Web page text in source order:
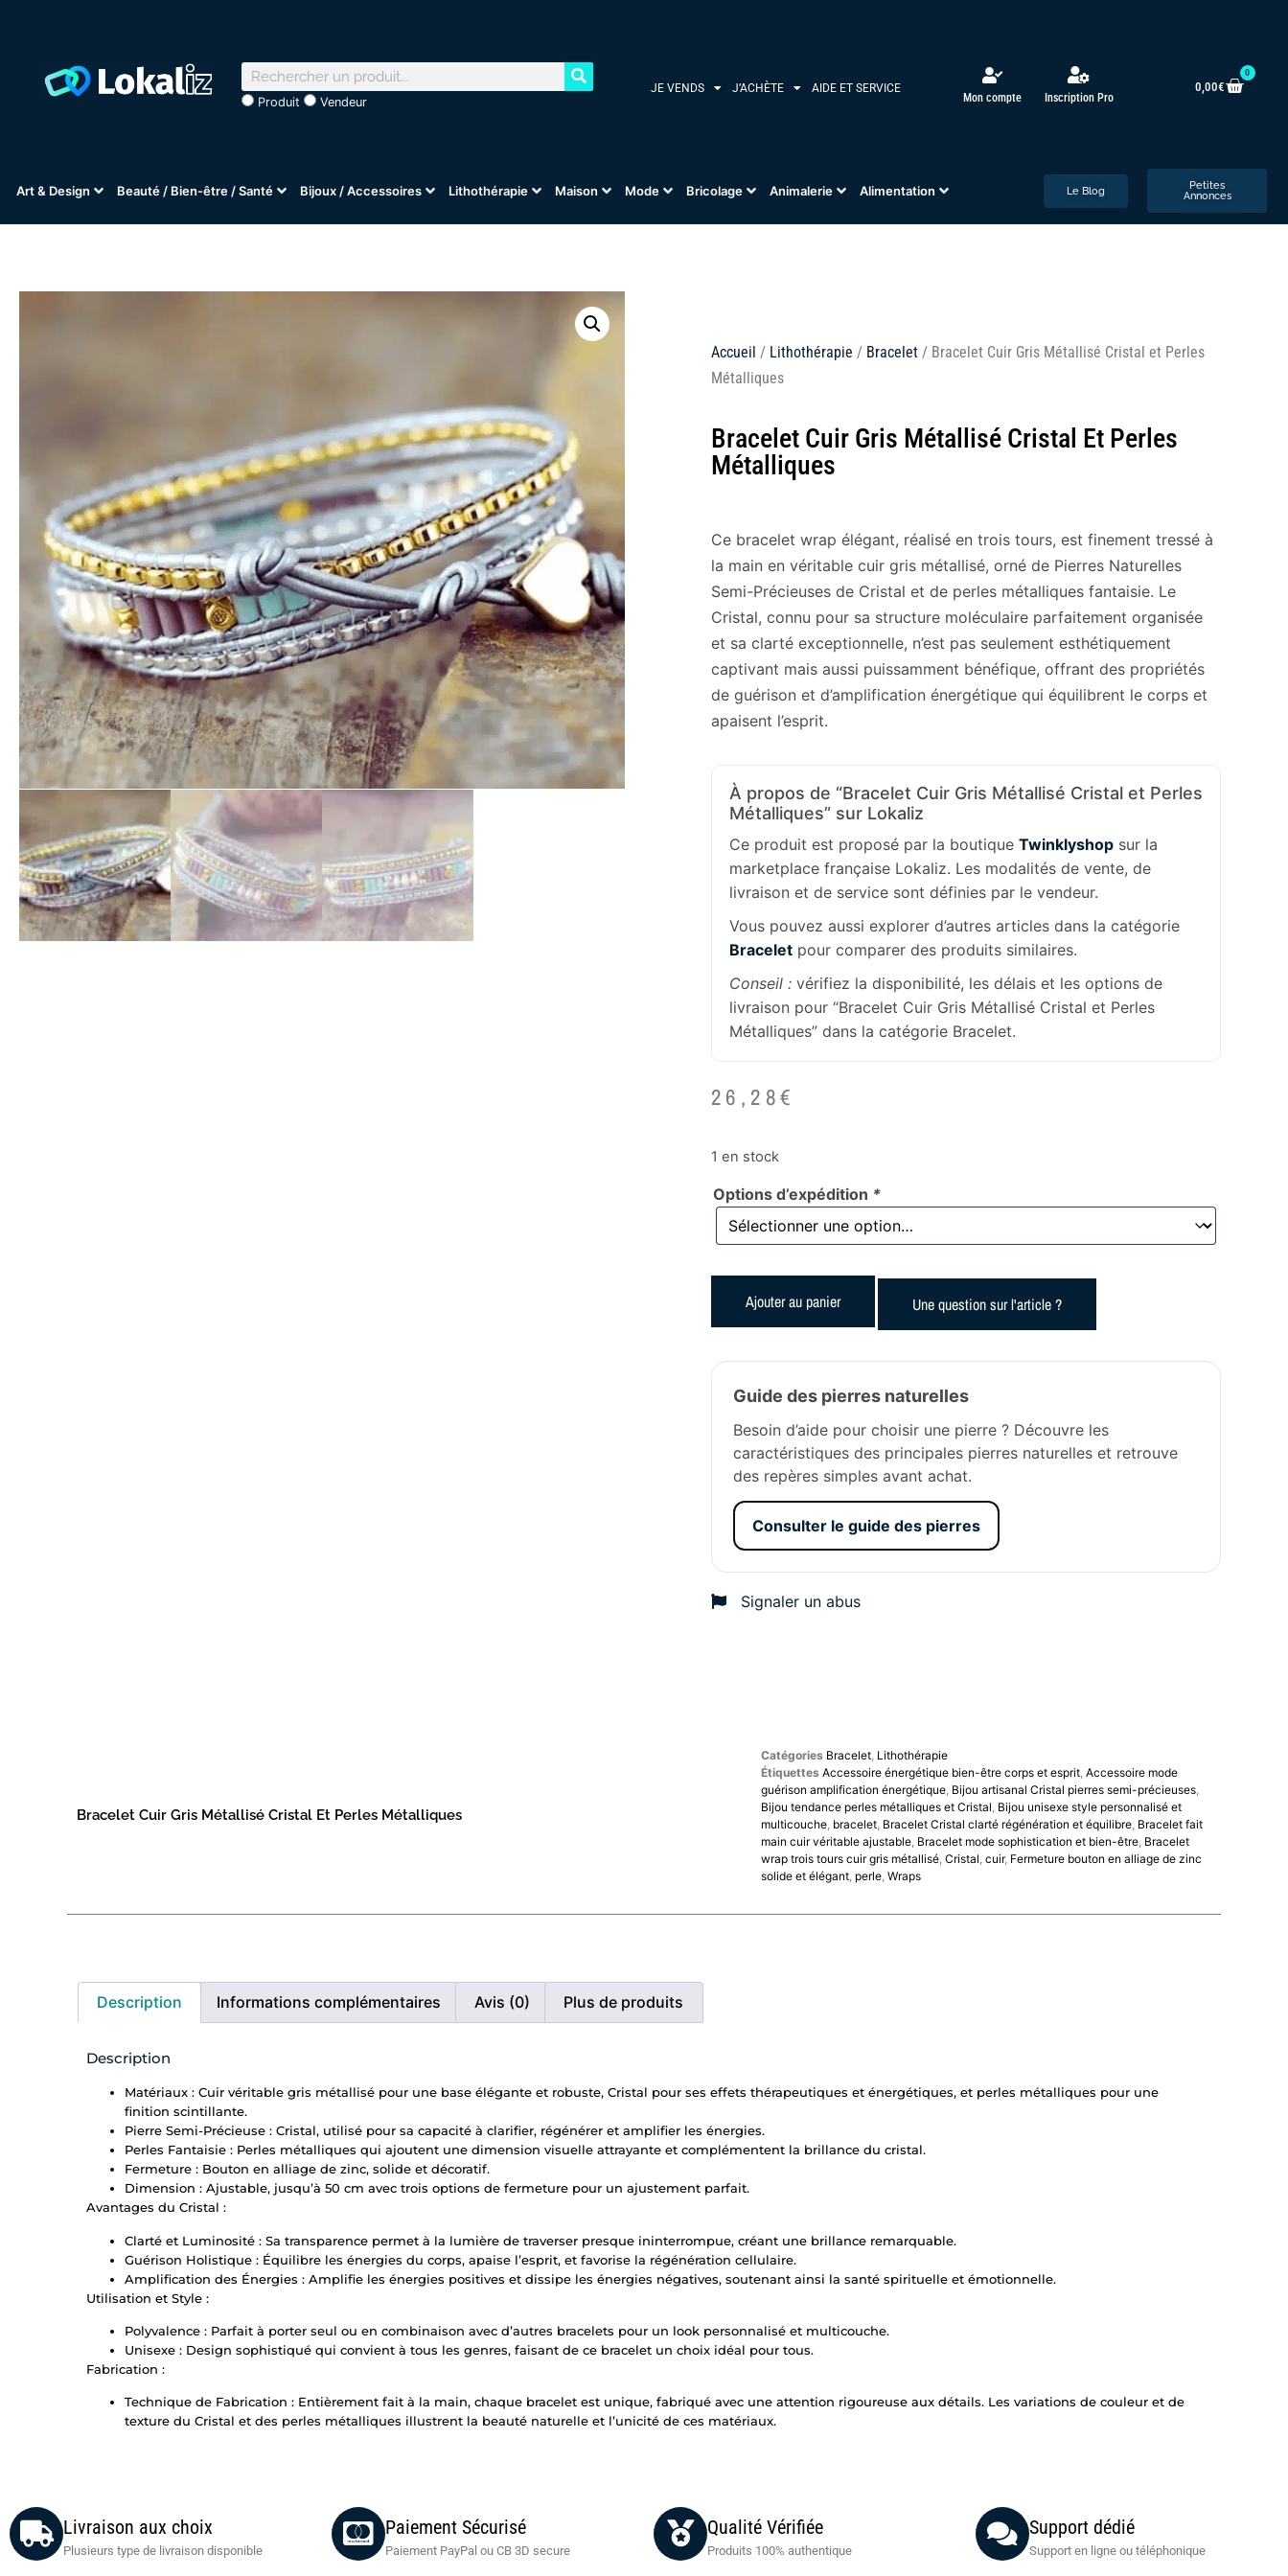
Produit Vendeur
JE VENDS J’ACHÈTE AIDE ET SERVICE
Mon compte Inscription Pro
0,00€
0
Art & Design Beauté / Bien-être / Santé Bijoux / Accessoires Lithothérapie Maison Mode Bricolage Animalerie Alimentation Le Blog
Petites
Annonces
Accueil / Lithothérapie / Bracelet / Bracelet Cuir Gris Métallisé Cristal et Perles
Métalliques
Bracelet Cuir Gris Métallisé Cristal Et Perles
Métalliques
Ce bracelet wrap élégant, réalisé en trois tours, est finement tressé à
la main en véritable cuir gris métallisé, orné de Pierres Naturelles
Semi-Précieuses de Cristal et de perles métalliques fantaisie. Le
Cristal, connu pour sa structure moléculaire parfaitement organisée
et sa clarté exceptionnelle, n’est pas seulement esthétiquement
captivant mais aussi puissamment bénéfique, offrant des propriétés
de guérison et d’amplification énergétique qui équilibrent le corps et
apaisent l’esprit.
À propos de “Bracelet Cuir Gris Métallisé Cristal et Perles
Métalliques” sur Lokaliz
Ce produit est proposé par la boutique Twinklyshop sur la
marketplace française Lokaliz. Les modalités de vente, de
livraison et de service sont définies par le vendeur.
Vous pouvez aussi explorer d’autres articles dans la catégorie
Bracelet pour comparer des produits similaires.
Conseil : vérifiez la disponibilité, les délais et les options de
livraison pour “Bracelet Cuir Gris Métallisé Cristal et Perles
Métalliques” dans la catégorie Bracelet.
26,28€
1 en stock
Options d’expédition *
Ajouter au panier Une question sur l'article ?
Guide des pierres naturelles
Besoin d’aide pour choisir une pierre ? Découvre les
caractéristiques des principales pierres naturelles et retrouve
des repères simples avant achat.
Consulter le guide des pierres
Signaler un abus
Bracelet Cuir Gris Métallisé Cristal Et Perles Métalliques
Catégories Bracelet, Lithothérapie
Étiquettes Accessoire énergétique bien-être corps et esprit, Accessoire mode
guérison amplification énergétique, Bijou artisanal Cristal pierres semi-précieuses,
Bijou tendance perles métalliques et Cristal Bijou unisexe style personnalisé et
multicouche, bracelet, Bracelet Cristal clarté régénération et équilibre, Bracelet fait
main cuir véritable ajustable, Bracelet mode sophistication et bien-être, Bracelet
wrap trois tours cuir gris métallisé, Cristal cuir, Fermeture bouton en alliage de zinc
solide et élégant, perle, Wraps
Description Informations complémentaires Avis (0) Plus de produits
Description
Matériaux : Cuir véritable gris métallisé pour une base élégante et robuste, Cristal pour ses effets thérapeutiques et énergétiques, et perles métalliques pour une
finition scintillante.
Pierre Semi-Précieuse : Cristal, utilisé pour sa capacité à clarifier, régénérer et amplifier les énergies.
Perles Fantaisie : Perles métalliques qui ajoutent une dimension visuelle attrayante et complémentent la brillance du cristal.
Fermeture : Bouton en alliage de zinc, solide et décoratif.
Dimension : Ajustable, jusqu’à 50 cm avec trois options de fermeture pour un ajustement parfait.
Avantages du Cristal :
Clarté et Luminosité : Sa transparence permet à la lumière de traverser presque ininterrompue, créant une brillance remarquable.
Guérison Holistique : Équilibre les énergies du corps, apaise l’esprit, et favorise la régénération cellulaire.
Amplification des Énergies : Amplifie les énergies positives et dissipe les énergies négatives, soutenant ainsi la santé spirituelle et émotionnelle.
Utilisation et Style :
Polyvalence : Parfait à porter seul ou en combinaison avec d’autres bracelets pour un look personnalisé et multicouche.
Unisexe : Design sophistiqué qui convient à tous les genres, faisant de ce bracelet un choix idéal pour tous.
Fabrication :
Technique de Fabrication : Entièrement fait à la main, chaque bracelet est unique, fabriqué avec une attention rigoureuse aux détails. Les variations de couleur et de
texture du Cristal et des perles métalliques illustrent la beauté naturelle et l’unicité de ces matériaux.
Livraison aux choix
Plusieurs type de livraison disponible
Paiement Sécurisé
Paiement PayPal ou CB 3D secure
Qualité Vérifiée
Produits 100% authentique
Support dédié
Support en ligne ou téléphonique